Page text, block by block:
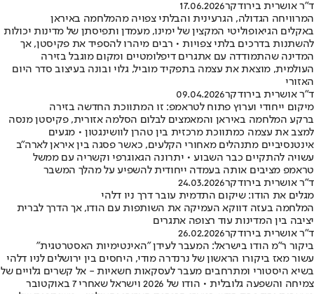
ד"ר אושרית בירודקר17.06.2026
המרוויחה הגדולה, הגרעינית והבלתי צפויה מהמלחמה באיראן
באקלים הגיאופוליטי המקצין של ימינו, מעמדן ותפיסתן של מדינות יכולות
להשתנות בדרכים בלתי צפויות • רבים מיהרו להספיד את פקיסטן, אך
המדינה שהתמודדה עם אתגרים דיפלומטיים ומקום מוגבל בזירה
העולמית, מוצאת את עצמה בתפקיד מוביל, גלוי ובונה בעיצוב סדר היום
האזורי
ד"ר אושרית בירודקר09.04.2026
מיקום ייחודי וערוץ פתוח לטראמפ: זו המתווכת החדשה בזירה
ברקע המלחמה באיראן והמאמצים לבלום הסלמה אזורית, פקיסטן מנסה
למצב את עצמה כמתווכת מרכזית בין טהרן לוושינגטון • מגעים
אינטנסיביים מתנהלים מאחורי הקלעים, כאשר פסגה בין איראן לארה"ב
עשויה להתקיים כבר השבוע • יתרונה הגאוגרפי וקשריה עם ממשל
טראמפ מציבים אותה בעמדה ייחודית להשפיע על מהלך המשבר
ד"ר אושרית בירודקר24.03.2026
מגלים את הודו: שיקום התדמית עובר דרך ניו דלהי
המלחמה בעזה דווקא העמיקה את השותפות עם הודו, אך הדרך לברית
יציבה בין המדינות עוד רצופה אתגרים
ד"ר אושרית בירודקר26.02.2026
ביקור ר"מ הודו בישראל: המעבר לעידן "האינטימיות האסטרטגית"
עשור מאז ביקורו הראשון של נרנדרה מודי, היחסים בין ירושלים לניו דלהי
בשיא היסטורי ומתרחבים מעבר לעסקאות חשאיות - אל קשרים גלויים של
צמיחה והשפעה גלובלית • הודו של 2026 וישראל שאחרי 7 באוקטובר